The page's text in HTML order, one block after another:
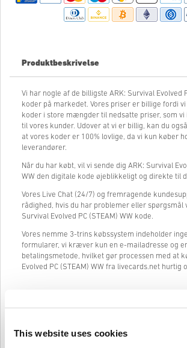
This website uses cookies
Produktbeskrivelse
Vi har nogle af de billigste ARK: Survival Evolved
koder på markedet. Vores priser er billige fordi
koder i store mængder til nedsatte priser, som
til vores kunder. Udover at vi er billig, kan du
at vores koder er 100% lovlige, da vi kun køber
leverandører.
Når du har købt, vil vi sende dig ARK: Survival
WW den digitale kode øjeblikkeligt og direkte til
Vores Live Chat (24/7) og fremragende
rådighed, hvis du har problemer eller spørgsmål
Survival Evolved PC (STEAM) WW kode.
Vores nemme 3-trins købssystem indeholder
formularer, vi kræver kun en e-mailadresse og
betalingsmetode, hvilket gør processen med at
Evolved PC (STEAM) WW fra livecards.net hurtig
Sådan fungerer det på Livecards.net
Ny på Livecards.net? Det er hurtigt og nemt at
Ansvarsfraskrivelse